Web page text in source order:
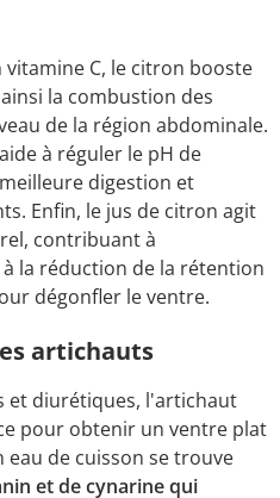
C, le citron booste
la combustion des
de la région abdominale.
à réguler le pH de
digestion et
Enfin, le jus de citron agit
contribuant à
la réduction de la rétention
dégonfler le ventre.
artichauts
et diurétiques, l'artichaut
pour obtenir un ventre plat
eau de cuisson se trouve
et de cynarine qui